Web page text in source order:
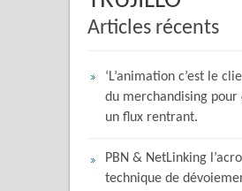
Articles récents
‘L’animation c’est le
du merchandising pour
un flux rentrant.
PBN & NetLinking
technique de